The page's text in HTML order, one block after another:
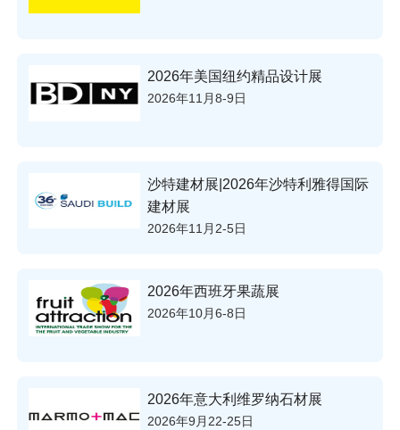
2026年美国纽约精品设计展
2026年11月8-9日
沙特建材展|2026年沙特利雅得国际
建材展
2026年11月2-5日
2026年西班牙果蔬展
2026年10月6-8日
2026年意大利维罗纳石材展
2026年9月22-25日